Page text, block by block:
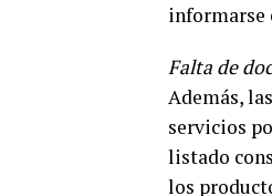
informarse
Falta de
Además,
servicios
listado
los